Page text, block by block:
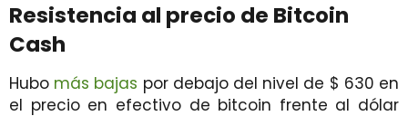
Resistencia al precio de Bitcoin
Cash
Hubo más bajas por debajo del nivel de $ 630 en
el precio en efectivo de bitcoin frente al dólar